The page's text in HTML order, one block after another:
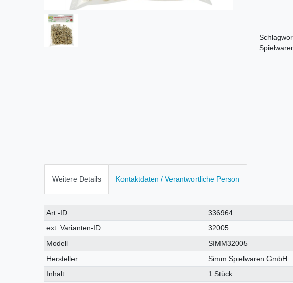
Weitere Details Kontaktdaten / Verantwortliche Person
Technisches
Merkmal
Wert
Art.-ID
336964
ext. Varianten-ID
32005
Modell
SIMM32005
Hersteller
Simm Spielwaren GmbH
Inhalt
1 Stück